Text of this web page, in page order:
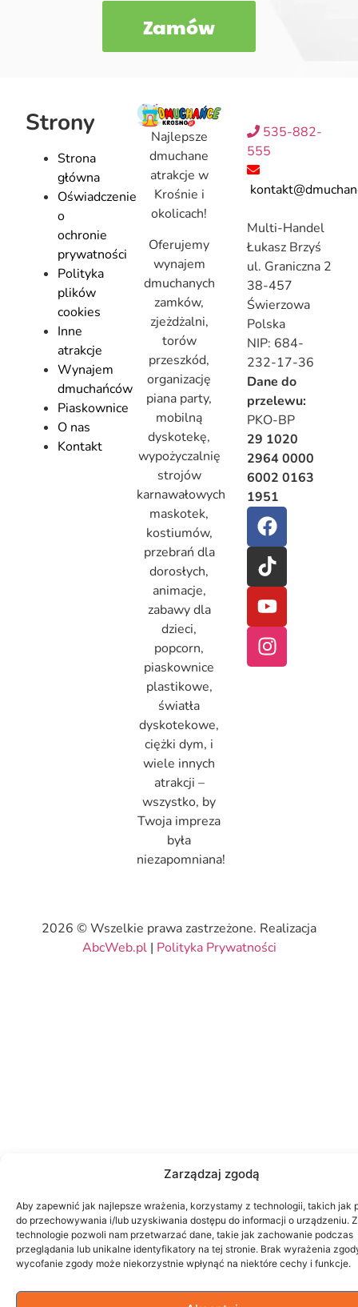
Zarządzaj zgodą
Aby zapewnić jak najlepsze wrażenia, korzystamy z technologii, takich jak
do przechowywania i/lub uzyskiwania dostępu do informacji o urządzeniu.
technologie pozwoli nam przetwarzać dane, takie jak zachowanie podczas
przeglądania lub unikalne identyfikatory na tej stronie. Brak wyrażenia
wycofanie zgody może niekorzystnie wpłynąć na niektóre cechy i funkcje.
Zamów
Strony
Strona
główna
Oświadczenie
o
ochronie
prywatności
Polityka
plików
cookies
Inne
atrakcje
Wynajem
dmuchańców
Piaskownice
O nas
Kontakt
Najlepsze
dmuchane
atrakcje w
Krośnie i
okolicach!
Oferujemy
wynajem
dmuchanych
zamków,
zjeżdżalni,
torów
przeszkód,
organizację
piana party,
mobilną
dyskotekę,
wypożyczalnię
strojów
karnawałowych
maskotek,
kostiumów,
przebrań dla
dorosłych,
animacje,
zabawy dla
dzieci,
popcorn,
piaskownice
plastikowe,
światła
dyskotekowe,
ciężki dym, i
wiele innych
atrakcji –
wszystko, by
Twoja impreza
była
niezapomniana!
535-882-
555
Multi-Handel
Łukasz Brzyś
ul. Graniczna 2
38-457
Świerzowa
Polska
NIP: 684-
232-17-36
Dane do
przelewu:
PKO-BP
29 1020
2964 0000
6002 0163
1951
2026 © Wszelkie prawa zastrzeżone. Realizacja
AbcWeb.pl| Polityka Prywatności